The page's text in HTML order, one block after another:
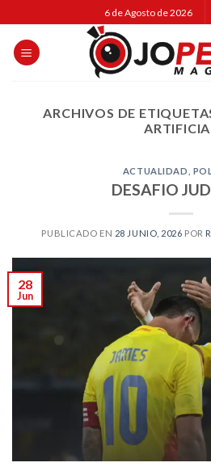
to
content
6 de Agosto de 2026
ARCHIVOS DE
ACTUALIDAD
DESAFIO
PUBLICADO EN 28 JUNIO, 2026 POR
28
Jun